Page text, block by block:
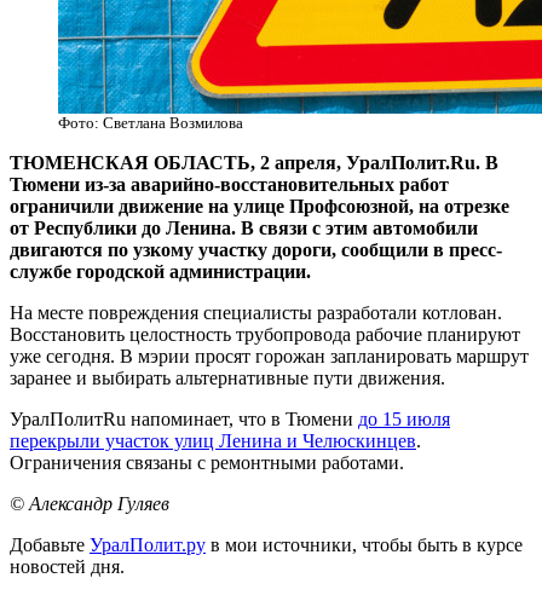
Фото: Светлана Возмилова
ТЮМЕНСКАЯ ОБЛАСТЬ, 2 апреля, УралПолит.Ru. В
Тюмени из-за аварийно-восстановительных работ
ограничили движение на улице Профсоюзной, на отрезке
от Республики до Ленина. В связи с этим автомобили
двигаются по узкому участку дороги, сообщили в пресс-
службе городской администрации.
На месте повреждения специалисты разработали котлован.
Восстановить целостность трубопровода рабочие планируют
уже сегодня. В мэрии просят горожан запланировать маршрут
заранее и выбирать альтернативные пути движения.
УралПолитRu напоминает, что в Тюмени до 15 июля
перекрыли участок улиц Ленина и Челюскинцев.
Ограничения связаны с ремонтными работами.
© Александр Гуляев
Добавьте УралПолит.ру в мои источники, чтобы быть в курсе
новостей дня.